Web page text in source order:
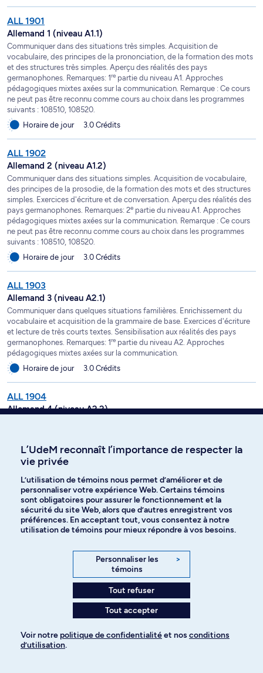
ALL 1901
Allemand 1 (niveau A1.1)
Communiquer dans des situations très simples. Acquisition de
vocabulaire, des principes de la prononciation, de la formation des mots
et des structures très simples. Aperçu des réalités des pays
germanophones. Remarques: 1re partie du niveau A1. Approches
pédagogiques mixtes axées sur la communication. Remarque : Ce cours
ne peut pas être reconnu comme cours au choix dans les programmes
suivants : 108510, 108520.
Horaire de jour
3.0 Crédits
ALL 1902
Allemand 2 (niveau A1.2)
Communiquer dans des situations simples. Acquisition de vocabulaire,
des principes de la prosodie, de la formation des mots et des structures
simples. Exercices d'écriture et de conversation. Aperçu des réalités des
pays germanophones. Remarques: 2e partie du niveau A1. Approches
pédagogiques mixtes axées sur la communication. Remarque : Ce cours
ne peut pas être reconnu comme cours au choix dans les programmes
suivants : 108510, 108520.
Horaire de jour
3.0 Crédits
ALL 1903
Allemand 3 (niveau A2.1)
Communiquer dans quelques situations familières. Enrichissement du
vocabulaire et acquisition de la grammaire de base. Exercices d'écriture
et lecture de très courts textes. Sensibilisation aux réalités des pays
germanophones. Remarques: 1re partie du niveau A2. Approches
pédagogiques mixtes axées sur la communication.
Horaire de jour
3.0 Crédits
ALL 1904
Allemand 4 (niveau A2.2)
germanophones. Remarques: 2
partie du niveau A2. Approches
pédagogiques mixtes axées sur la communication.
Horaire de jour
3.0 Crédits
ANG 1103
Composition: Critical Writing
Pratique de lecture et de rédaction courantes en études littéraires
3.0 Crédits
Anglais 3 (niveau B1.1)
Communiquer dans des domaines d'intérêt personnel. Compréhension
et/ou de courts textes. Approfondissement de la connaissance des pays
anglophones. Remarques: 1
L’UdeM reconnaît l’importance de respecter la
vie privée
L’utilisation de témoins nous permet d’améliorer et de
personnaliser votre expérience Web. Certains témoins
sont obligatoires pour assurer le fonctionnement et la
sécurité du site Web, alors que d’autres enregistrent vos
préférences. En acceptant tout, vous consentez à notre
utilisation de témoins pour mieux répondre à vos besoins.
Personnaliser les
témoins
>
Tout refuser
Tout accepter
Voir notre politique de confidentialitéet nos conditions
d’utilisation.